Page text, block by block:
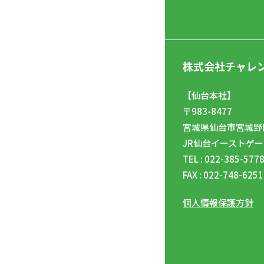
株式会社チャレ
【仙台本社】
〒983-8477
宮城県仙台市宮城
JR仙台イーストゲ
TEL : 022-385-5778
FAX : 022-748-6251
個人情報保護方針